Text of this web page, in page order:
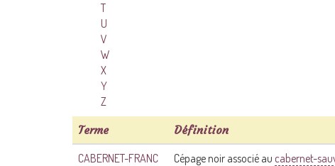
T
U
V
W
X
Y
Z
Terme
Définition
CABERNET-FRANC
Cépage noir associé au cabernet-